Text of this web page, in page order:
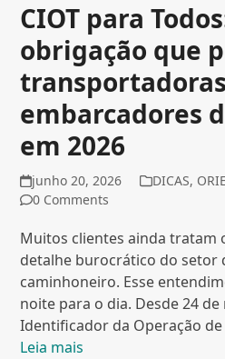
CIOT para
obrigação que
embarcadores
em 2026
junho 20, 2026 DICAS,
0 Comments
Muitos clientes ainda tratam
detalhe burocrático do setor
caminhoneiro. Esse
noite para o dia. Desde 24
Identificador da Operação
Leia mais